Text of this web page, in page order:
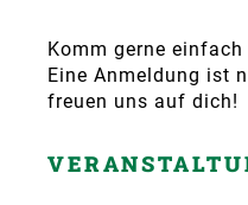
Komm gerne
Eine Anmeldung ist
freuen uns auf dich!